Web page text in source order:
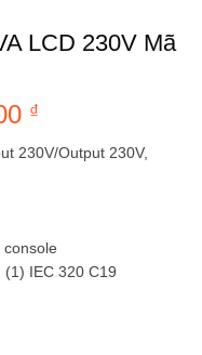
LCD 230V Mã
₫.
₫
hiện
tại
230V/Output 230V,
IEC 320 C19
SMC3000I số lượng